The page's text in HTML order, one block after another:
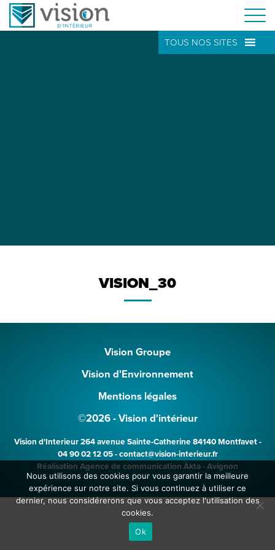
TOUS NOS SITES
VISION_30
Vision Groupe
Vision d'Environnement
Mentions légales
©2026 - Vision d'intérieur
Vision d'Interieur264 avenue Sainte-Catherine 84140 Montfavet -
04 90 02 12 05 - contact@vision-interieur.fr
Réalisation Agence de communication Äkta - Avignon
Nous utilisons des cookies pour vous garantir la meilleure
expérience sur notre site. Si vous continuez à utiliser ce
dernier, nous considérerons que vous acceptez l'utilisation des
cookies.
Ok